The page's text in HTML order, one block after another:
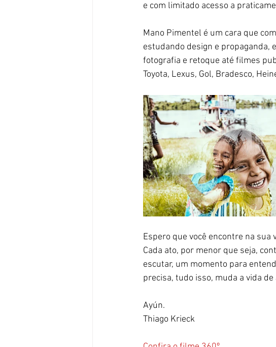
e com limitado acesso a
Mano Pimentel é um cara que
estudando design e propaganda,
fotografia e retoque até filmes
Toyota, Lexus, Gol, Bradesco,
Espero que você encontre na
Cada ato, por menor que seja,
escutar, um momento para
precisa, tudo isso, muda a vida
Ayún.
Thiago Krieck